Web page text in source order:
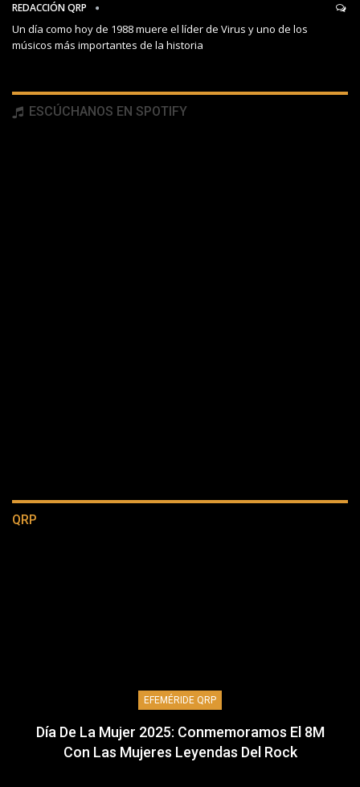
REDACCIÓN QRP
Un día como hoy de 1988 muere el líder de Virus y uno de los
músicos más importantes de la historia
ESCÚCHANOS EN SPOTIFY
QRP
EFEMÉRIDE QRP
Día De La Mujer 2025: Conmemoramos El 8M
Con Las Mujeres Leyendas Del Rock